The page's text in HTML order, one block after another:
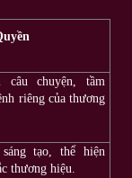
câu chuyện, tầm
riêng của thương
tạo, thể hiện
thương hiệu.